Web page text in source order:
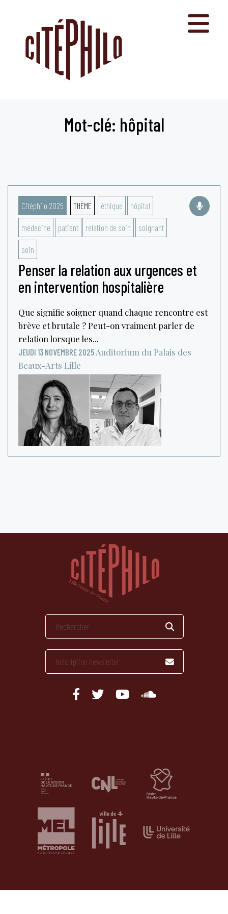
Mot-clé: hôpital
Citéphilo 2025 THÈME éthique hôpital
médecine patient relation de soin soignant
soin
Penser la relation aux urgences et
en intervention hospitalière
Que signifie soigner quand chaque rencontre est
brève et brutale ? Peut-on vraiment parler de
relation lorsque les...
JEUDI 13 NOVEMBRE 2025 Auditorium du Palais des
Beaux-Arts Lille